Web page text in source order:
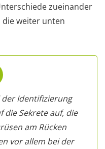
zueinander
die weiter unten
der Identifizierung
Sekrete auf, die
am Rücken
vor allem bei der